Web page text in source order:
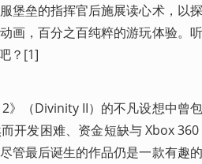
堡垒的指挥官后施展读心术，以
画，百分之百纯粹的游玩体验。
？[1]
》（Divinity II）的不凡设想中曾
开发困难、资金短缺与 Xbox
管最后诞生的作品仍是一款有趣